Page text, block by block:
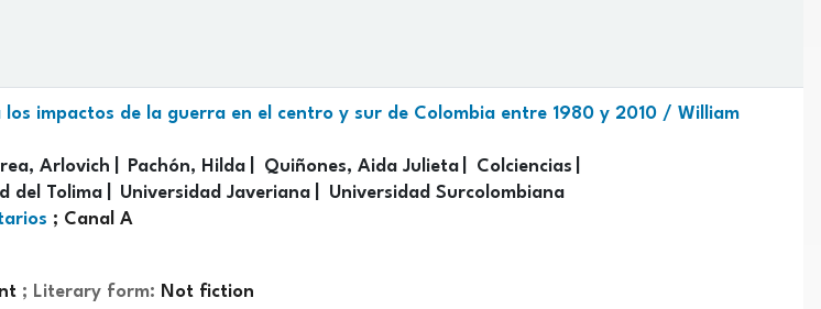
los impactos de la guerra en el centro y sur de Colombia entre 1980 y 2010 / William
Arlovich Pachón, Hilda Quiñones, Aida Julieta
Colciencias
del Tolima Universidad Javeriana
Universidad Surcolombiana
; Canal A
; Literary form: Not fiction